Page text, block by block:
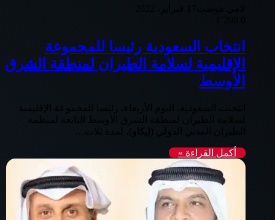
انتخاب السعودية رئيسا للمجموعة
الإقليمية لسلامة الطيران لمنطقة الشرق
الأوسط
انتخبت السعودية، اليوم الأربعاء، رئيسا للمجموعة الإقليمية
لسلامة الطيران لمنطقة الشرق الأوسط التابعة لمنظمة
أكمل القراءة »